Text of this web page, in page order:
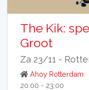
The Kik:
Groot
Za 23/11 -
Ahoy Rotterdam
20:00 - 23:00